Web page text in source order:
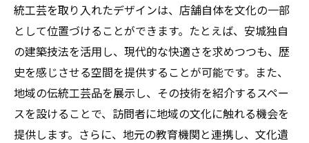
統工芸を取り入れたデザインは、店舗自体を文化の一部
として位置づけることができます。たとえば、安城独自
の建築技法を活用し、現代的な快適さを求めつつも、歴
史を感じさせる空間を提供することが可能です。また、
地域の伝統工芸品を展示し、その技術を紹介するスペー
スを設けることで、訪問者に地域の文化に触れる機会を
提供します。さらに、地元の教育機関と連携し、文化遺